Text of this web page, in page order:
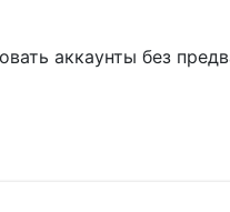
аккаунты без